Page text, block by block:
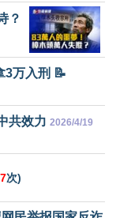
？
3万入刑 📝
共效力 2026/4/19
次)